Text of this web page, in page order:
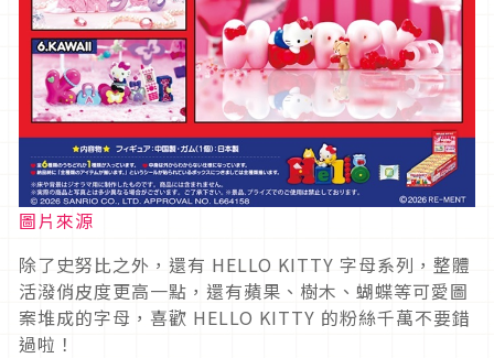
圖片來源
除了史努比之外，還有 HELLO KITTY 字母系列，整體
活潑俏皮度更高一點，還有蘋果、樹木、蝴蝶等可愛圖
案堆成的字母，喜歡 HELLO KITTY 的粉絲千萬不要錯
過啦！